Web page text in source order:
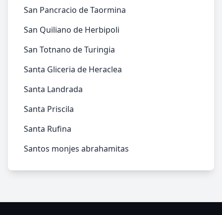
San Pancracio de Taormina
San Quiliano de Herbipoli
San Totnano de Turingia
Santa Gliceria de Heraclea
Santa Landrada
Santa Priscila
Santa Rufina
Santos monjes abrahamitas